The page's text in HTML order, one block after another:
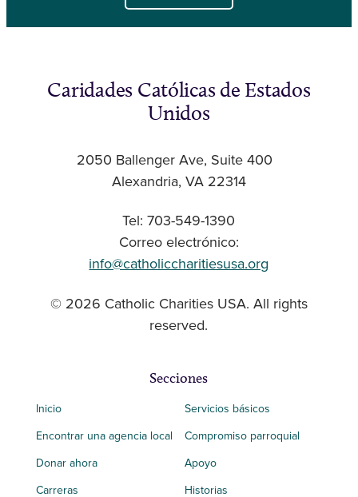
Caridades Católicas de Estados
Unidos
2050 Ballenger Ave, Suite 400
Alexandria, VA 22314
Tel: 703-549-1390
Correo electrónico:
info@catholiccharitiesusa.org
© 2026 Catholic Charities USA. All rights
reserved.
Secciones
Inicio
Encontrar una agencia local
Donar ahora
Carreras
Servicios básicos
Compromiso parroquial
Apoyo
Historias